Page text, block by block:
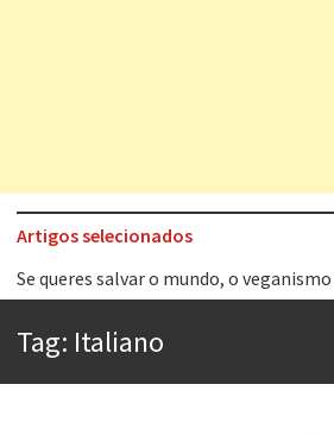
Artigos selecionados
Tem que filmar isso daí
Aprender a fracassar é o segredo do
Tag: Italiano